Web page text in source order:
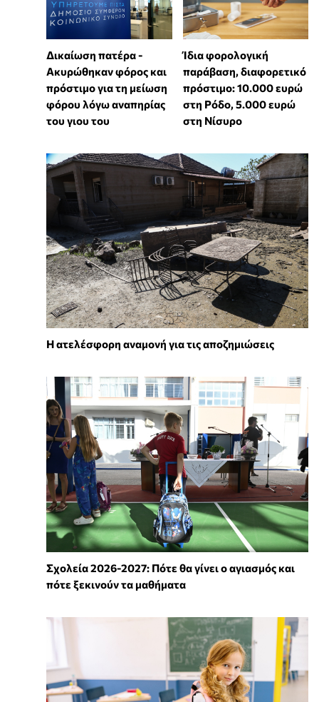
Δικαίωση πατέρα -
Ακυρώθηκαν φόρος και
πρόστιμο για τη μείωση
φόρου λόγω αναπηρίας
του γιου του
Ίδια φορολογική
παράβαση, διαφορετικό
πρόστιμο: 10.000 ευρώ
στη Ρόδο, 5.000 ευρώ
στη Νίσυρο
Η ατελέσφορη αναμονή για τις αποζημιώσεις
Σχολεία 2026-2027: Πότε θα γίνει ο αγιασμός και
πότε ξεκινούν τα μαθήματα